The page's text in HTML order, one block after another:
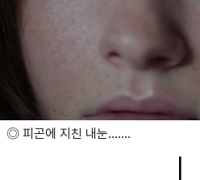
◎ 피곤에 지친 내눈.......